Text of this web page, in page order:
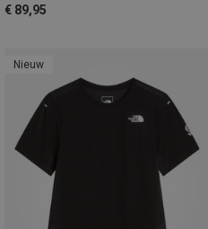
€ 89,95
Nieuw